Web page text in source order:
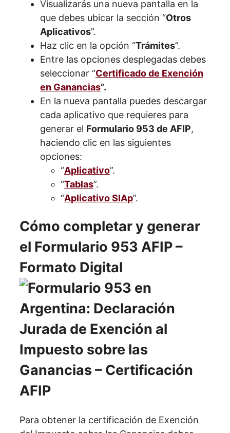
Visualizarás una nueva pantalla en la
que debes ubicar la sección “Otros
Aplicativos”.
Haz clic en la opción “Trámites”.
Entre las opciones desplegadas debes
seleccionar “Certificado de Exención
en Ganancias”.
En la nueva pantalla puedes descargar
cada aplicativo que requieres para
generar el Formulario 953 de AFIP,
haciendo clic en las siguientes
opciones:
“Aplicativo”.
“Tablas”.
“Aplicativo SIAp”.
Cómo completar y generar
el Formulario 953 AFIP –
Formato Digital
Para obtener la certificación de Exención